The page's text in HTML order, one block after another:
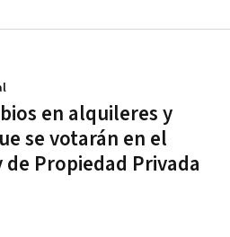
en alquileres y
se votarán en el
de Propiedad Privada